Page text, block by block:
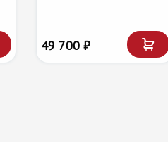
49 700 ₽